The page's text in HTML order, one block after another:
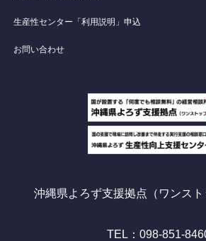
生産性センター「利用説明」申込
お問い合わせ
沖縄県よろず支援拠点（ワンスト
TEL：098-851-